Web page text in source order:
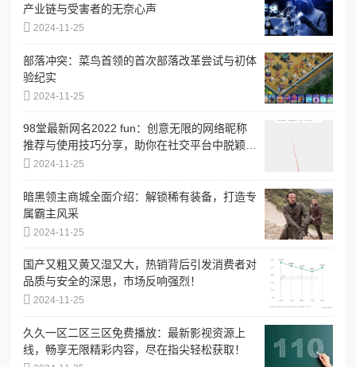
产业链与受害者的无奈心声
2024-11-25
部落冲突：菜鸟首领的首次部落改革尝试与初体
验纪实
2024-11-25
98堂最新网名2022 fun：创意无限的网络昵称
推荐与使用技巧分享，助你在社交平台中脱颖而
出 2024-11-25
暗黑领主商城全面介绍：解锁稀有装备，打造专
属霸主风采
2024-11-25
国产又粗又黄又湿又大，热销背后引发消费者对
品质与安全的深思，市场反响强烈！
2024-11-25
久久一区二区三区免费播放：最新影视资源上
线，畅享无限精彩内容，尽在指尖轻松获取！